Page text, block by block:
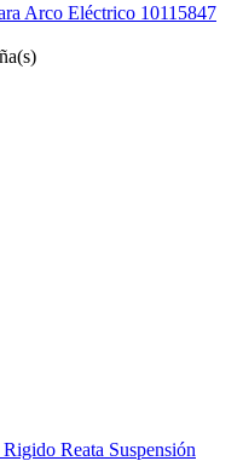
Arco Eléctrico 10115847
Reata Suspensión